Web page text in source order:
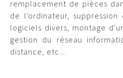
remplacement de pièces
de l'ordinateur,
logiciels divers, montage
gestion du réseau
distance, etc...